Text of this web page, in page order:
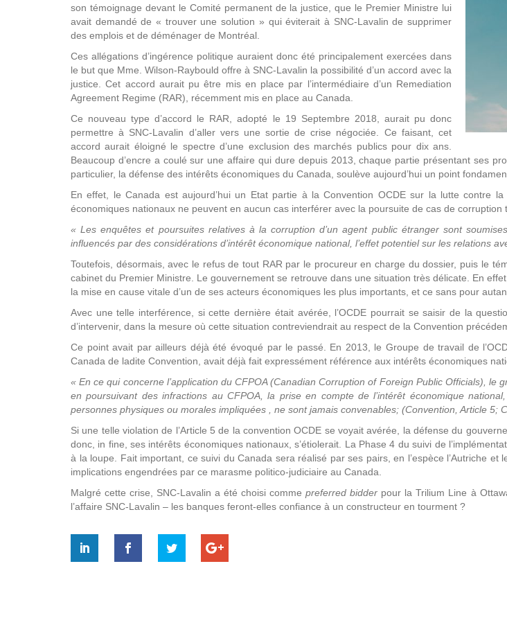
son témoignage devant le Comité permanent de la justice, que le Premier Ministre lui
avait demandé de « trouver une solution » qui éviterait à SNC-Lavalin de supprimer
des emplois et de déménager de Montréal.
Ces allégations d’ingérence politique auraient donc été principalement exercées dans
le but que Mme. Wilson-Raybould offre à SNC-Lavalin la possibilité d’un accord avec la
justice. Cet accord aurait pu être mis en place par l’intermédiaire d’un Remediation
Agreement Regime (RAR), récemment mis en place au Canada.
Ce nouveau type d’accord le RAR, adopté le 19 Septembre 2018, aurait pu donc
permettre à SNC-Lavalin d’aller vers une sortie de crise négociée. Ce faisant, cet
accord aurait éloigné le spectre d’une exclusion des marchés publics pour dix ans.
Beaucoup d’encre a coulé sur une affaire qui dure depuis 2013, chaque partie présentant ses
particulier, la défense des intérêts économiques du Canada, soulève aujourd’hui un point
En effet, le Canada est aujourd’hui un Etat partie à la Convention OCDE sur la lutte contre
économiques nationaux ne peuvent en aucun cas interférer avec la poursuite de cas de corruption
« Les enquêtes et poursuites relatives à la corruption d’un agent public étranger sont
influencés par des considérations d’intérêt économique national, l’effet potentiel sur les relations
Toutefois, désormais, avec le refus de tout RAR par le procureur en charge du dossier, puis le
cabinet du Premier Ministre. Le gouvernement se retrouve dans une situation très délicate. En
la mise en cause vitale d’un de ses acteurs économiques les plus importants, et ce sans pour
Avec une telle interférence, si cette dernière était avérée, l’OCDE pourrait se saisir de la
d’intervenir, dans la mesure où cette situation contreviendrait au respect de la Convention
Ce point avait par ailleurs déjà été évoqué par le passé. En 2013, le Groupe de travail de
Canada de ladite Convention, avait déjà fait expressément référence aux intérêts économiques
« En ce qui concerne l’application du CFPOA (Canadian Corruption of Foreign Public Officials),
en poursuivant des infractions au CFPOA, la prise en compte de l’intérêt économique
personnes physiques ou morales impliquées , ne sont jamais convenables; (Convention, Article
Si une telle violation de l’Article 5 de la convention OCDE se voyait avérée, la défense du
donc, in fine, ses intérêts économiques nationaux, s’étiolerait. La Phase 4 du suivi de
à la loupe. Fait important, ce suivi du Canada sera réalisé par ses pairs, en l’espèce l’Autriche
implications engendrées par ce marasme politico-judiciaire au Canada.
Malgré cette crise, SNC-Lavalin a été choisi commepreferred bidder pour la Trilium Line à
l’affaire SNC-Lavalin – les banques feront-elles confiance à un constructeur en tourment ?